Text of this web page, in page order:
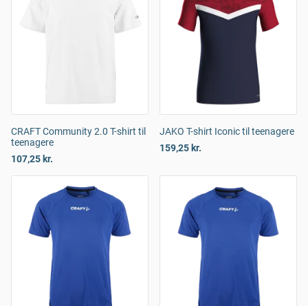
CRAFT Community 2.0 T-shirt til
teenagere
107,25 kr.
JAKO T-shirt Iconic til teenagere
159,25 kr.